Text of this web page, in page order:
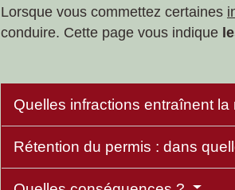
Lorsque vous commettez certaines
conduire. Cette page vous indique
Quelles infractions entraînent la
Rétention du permis : dans